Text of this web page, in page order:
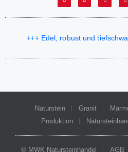
+++ Edel, robust und
Naturstein Granit
Produktion
© MWK Natursteinhandel AGB